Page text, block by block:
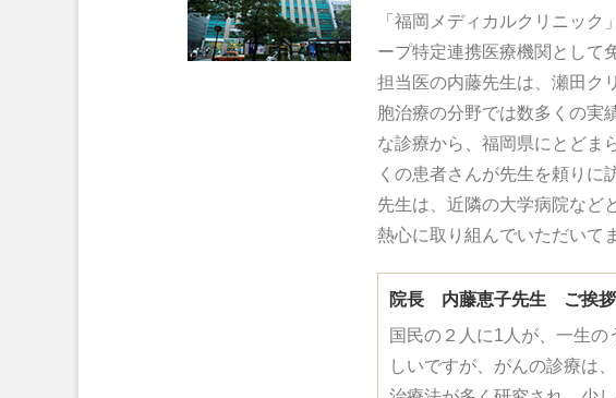
「福岡メディカルクリニッ
ープ特定連携医療機関として
担当医の内藤先生は、瀬田ク
胞治療の分野では数多くの実
な診療から、福岡県にとどま
くの患者さんが先生を頼りに
先生は、近隣の大学病院など
熱心に取り組んでいただいて
院長 内藤恵子先生 ご挨拶
国民の２人に1人が、一生
しいですが、がんの診療は